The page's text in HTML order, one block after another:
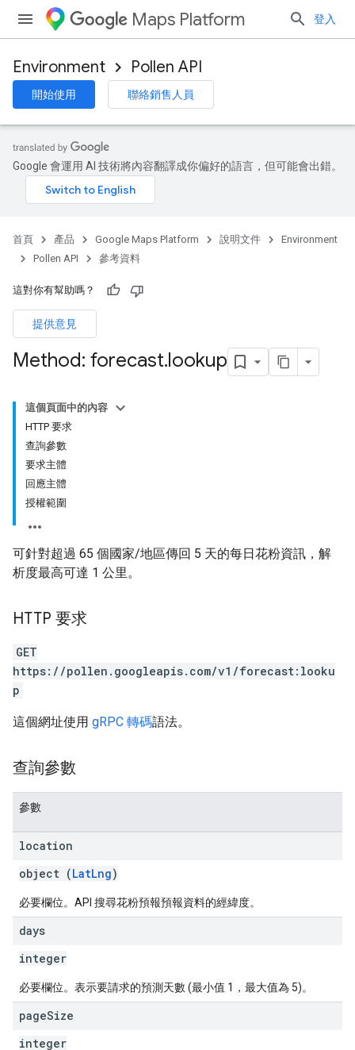
Maps Platform 登入
Environment Pollen API
開始使用 聯絡銷售人員
Google 會運用 AI 技術將內容翻譯成你偏好的語言，但可能會出錯。
首頁 產品 Google Maps Platform 說明文件
Environment
Pollen API
參考資料
這對你有幫助嗎？
提供意見
Method: forecast.lookup
這個頁面中的內容
HTTP 要求
查詢參數
要求主體
回應主體
授權範圍
可針對超過 65 個國家/地區傳回 5 天的每日花粉資訊，解
析度最高可達 1 公里。
HTTP 要求
GET
https://pollen.googleapis.com/v1/forecast:looku
p
這個網址使用 gRPC 轉碼語法。
查詢參數
參數
location
object (LatLng)
必要欄位。API 搜尋花粉預報預報資料的經緯度。
days
integer
必要欄位。表示要請求的預測天數 (最小值 1，最大值為 5)。
pageSize
integer